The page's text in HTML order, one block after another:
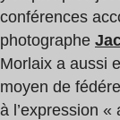
conférences
photographe
Morlaix a aussi
moyen de
à l’expression «